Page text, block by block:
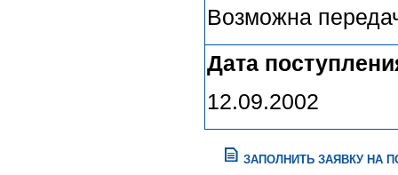
Возможна
Дата
12.09.2002
ЗАПОЛНИТЬ ЗАЯВКУ НА